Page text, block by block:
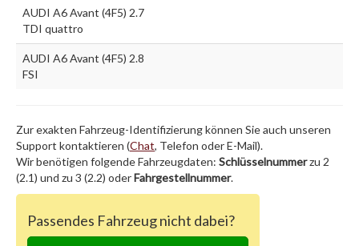
AUDI A6 Avant (4F5) 2.7
TDI quattro
AUDI A6 Avant (4F5) 2.8
FSI
Zur exakten Fahrzeug-Identifizierung können Sie auch unseren
Support kontaktieren (Chat, Telefon oder E-Mail).
Wir benötigen folgende Fahrzeugdaten: Schlüsselnummerzu 2
(2.1) und zu 3 (2.2) oderFahrgestellnummer.
Passendes Fahrzeug nicht dabei?